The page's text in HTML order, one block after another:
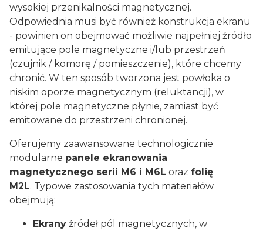
wysokiej przenikalności magnetycznej.
Odpowiednia musi być również konstrukcja ekranu
- powinien on obejmować możliwie najpełniej źródło
emitujące pole magnetyczne i/lub przestrzeń
(czujnik / komorę / pomieszczenie), które chcemy
chronić. W ten sposób tworzona jest powłoka o
niskim oporze magnetycznym (reluktancji), w
której pole magnetyczne płynie, zamiast być
emitowane do przestrzeni chronionej.
Oferujemy zaawansowane technologicznie
modularne panele ekranowania
magnetycznego serii M6 i M6L oraz folię
M2L. Typowe zastosowania tych materiałów
obejmują:
Ekrany źródeł pól magnetycznych, w